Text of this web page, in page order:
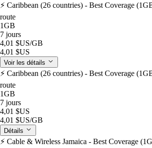
⚡️ Caribbean (26 countries) - Best Coverage
route
1GB
7 jours
4,01 $US/GB
4,01 $US
Voir les détails
⚡️ Caribbean (26 countries) - Best Coverage
route
1GB
7 jours
4,01 $US
4,01 $US/GB
Détails
⚡️ Cable & Wireless Jamaica - Best Coverage